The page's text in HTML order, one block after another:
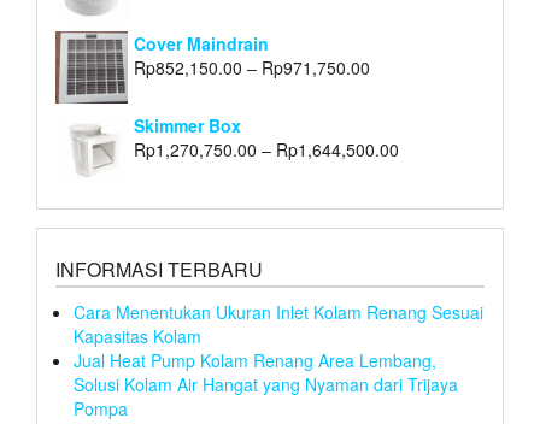
Cover Maindrain
Rp852,150.00 – Rp971,750.00
Skimmer Box
Rp1,270,750.00 – Rp1,644,500.00
INFORMASI TERBARU
Cara Menentukan Ukuran Inlet Kolam Renang Sesuai
Kapasitas Kolam
Jual Heat Pump Kolam Renang Area Lembang,
Solusi Kolam Air Hangat yang Nyaman dari Trijaya
Pompa